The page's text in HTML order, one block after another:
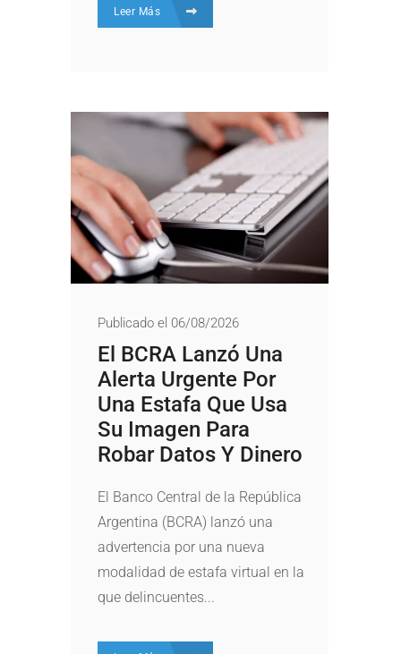
Leer Más
Publicado el 06/08/2026
El BCRA Lanzó Una
Alerta Urgente Por
Una Estafa Que Usa
Su Imagen Para
Robar Datos Y Dinero
El Banco Central de la República
Argentina (BCRA) lanzó una
advertencia por una nueva
modalidad de estafa virtual en la
que delincuentes...